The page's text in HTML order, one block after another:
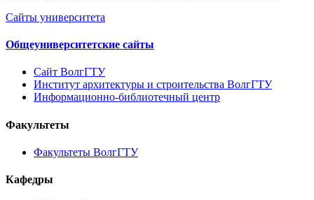
Сайты университета
Общеуниверситетские сайты
Сайт ВолгГТУ
Институт архитектуры и строительства ВолгГТУ
Информационно-библиотечный центр
Факультеты
Факультеты ВолгГТУ
Кафедры